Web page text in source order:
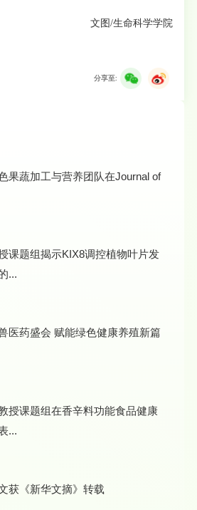
文图/生命科学学院
分享至:
果蔬加工与营养团队在Journal of
课题组揭示KIX8调控植物叶片发
...
医药盛会 赋能绿色健康养殖新篇
授课题组在香辛料功能食品健康
...
获《新华文摘》转载